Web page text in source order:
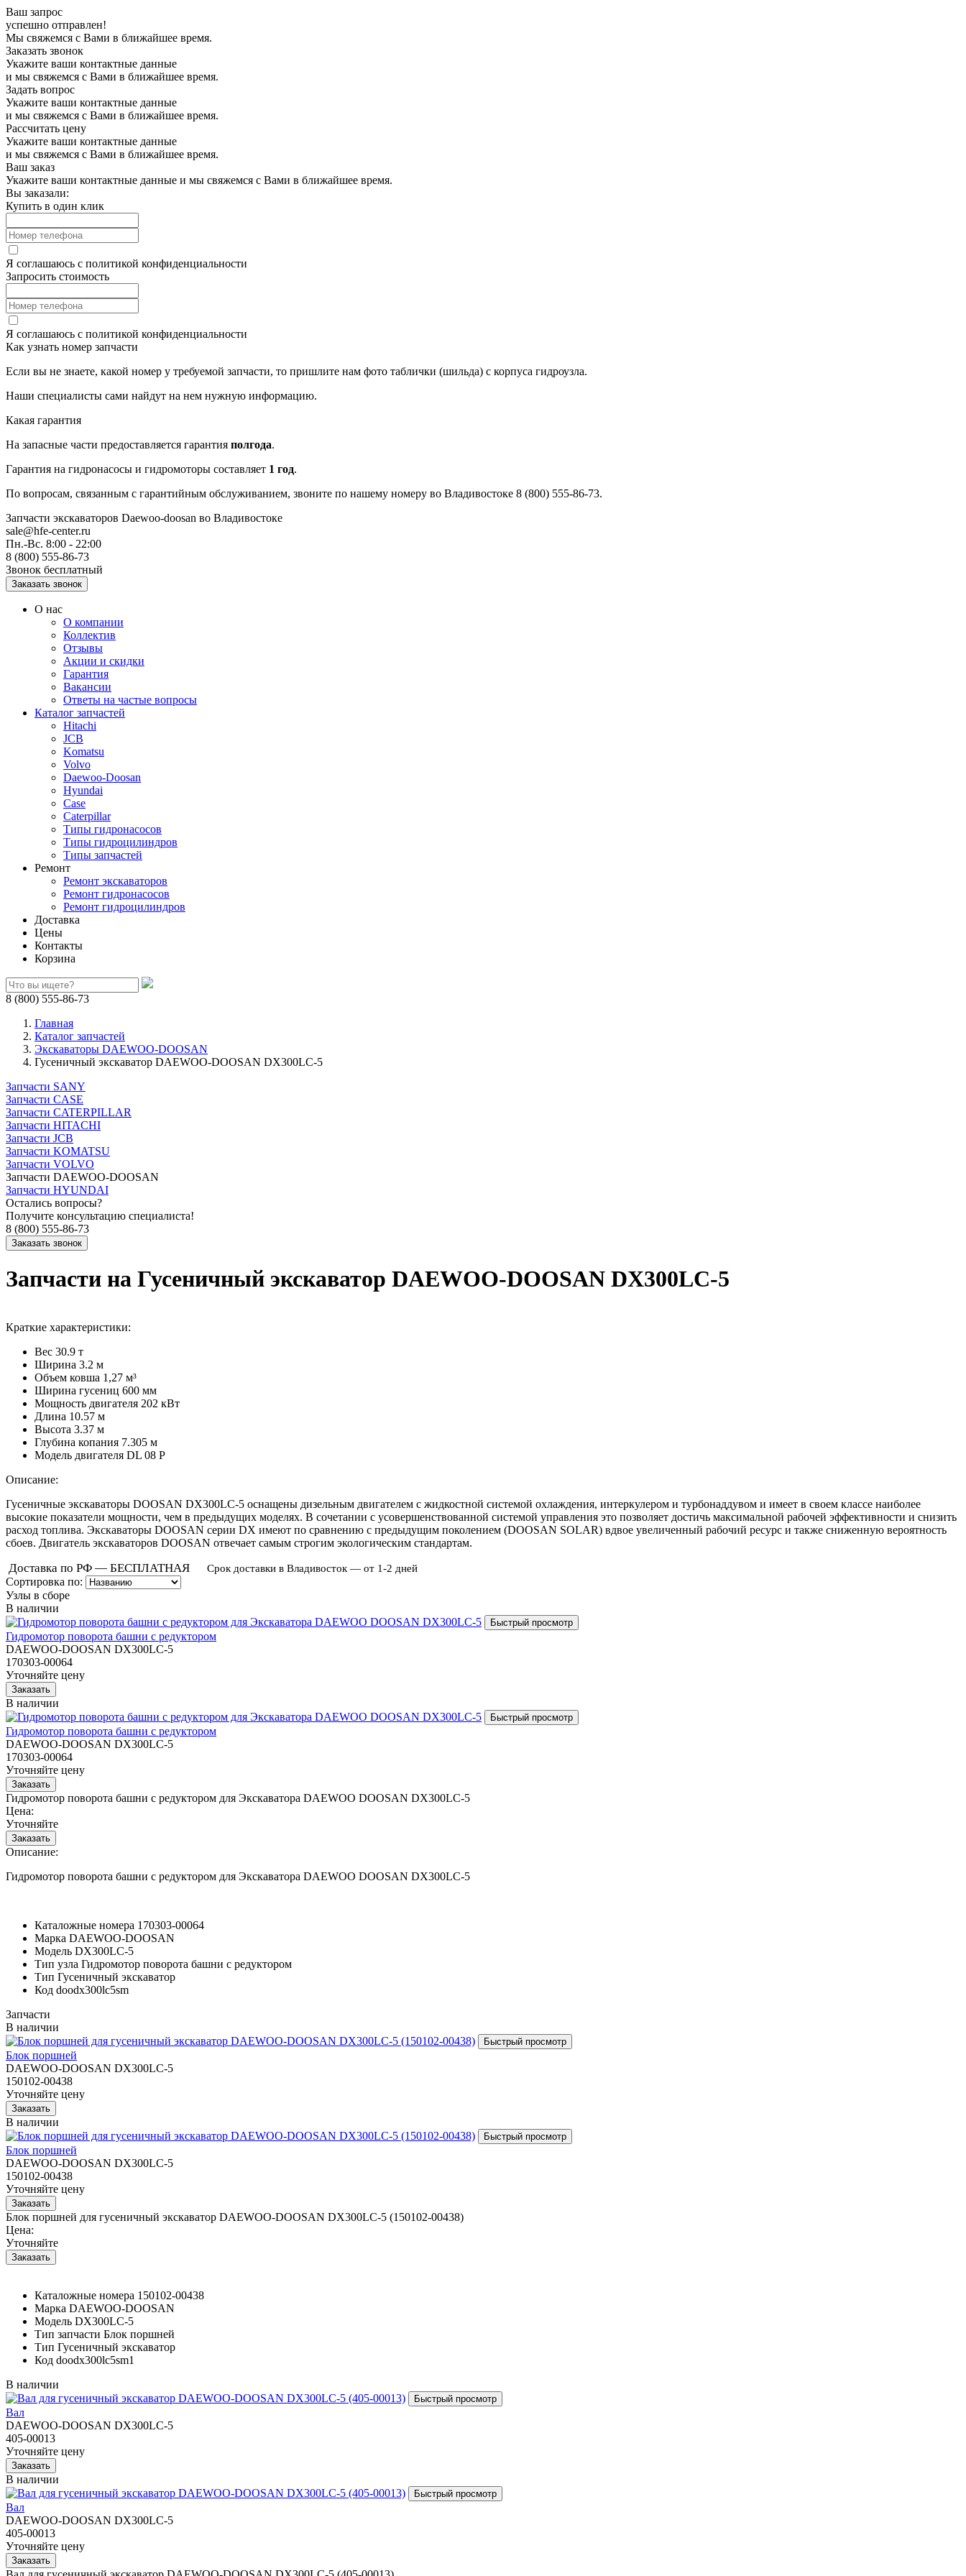
Ваш запрос
успешно отправлен!
Мы свяжемся с Вами в ближайшее время.
Заказать звонок
Укажите ваши контактные данные
и мы свяжемся с Вами в ближайшее время.
Задать вопрос
Укажите ваши контактные данные
и мы свяжемся с Вами в ближайшее время.
Рассчитать цену
Укажите ваши контактные данные
и мы свяжемся с Вами в ближайшее время.
Ваш заказ
Укажите ваши контактные данные и мы свяжемся с Вами в ближайшее время.
Вы заказали:
Купить в один клик
Я соглашаюсь с политикой конфиденциальности
Запросить стоимость
Я соглашаюсь с политикой конфиденциальности
Как узнать номер запчасти
Если вы не знаете, какой номер у требуемой запчасти, то пришлите нам фото таблички (шильда) с корпуса гидроузла.
Наши специалисты сами найдут на нем нужную информацию.
Какая гарантия
На запасные части предоставляется гарантия полгода.
Гарантия на гидронасосы и гидромоторы составляет 1 год.
По вопросам, связанным с гарантийным обслуживанием, звоните по нашему номеру во Владивостоке 8 (800) 555-86-73.
Запчасти экскаваторов Daewoo-doosan во Владивостоке
sale@hfe-center.ru
Пн.-Вс. 8:00 - 22:00
8 (800) 555-86-73
Звонок бесплатный
О нас
О компании
Коллектив
Отзывы
Акции и скидки
Гарантия
Вакансии
Ответы на частые вопросы
Каталог запчастей
Hitachi
JCB
Komatsu
Volvo
Daewoo-Doosan
Hyundai
Case
Caterpillar
Типы гидронасосов
Типы гидроцилиндров
Типы запчастей
Ремонт
Ремонт экскаваторов
Ремонт гидронасосов
Ремонт гидроцилиндров
Доставка
Цены
Контакты
Корзина
8 (800) 555-86-73
Главная
Каталог запчастей
Экскаваторы DAEWOO-DOOSAN
Гусеничный экскаватор DAEWOO-DOOSAN DX300LC-5
Запчасти SANY
Запчасти CASE
Запчасти CATERPILLAR
Запчасти HITACHI
Запчасти JCB
Запчасти KOMATSU
Запчасти VOLVO
Запчасти DAEWOO-DOOSAN
Запчасти HYUNDAI
Остались вопросы?
Получите консультацию специалиста!
8 (800) 555-86-73
Запчасти на Гусеничный экскаватор DAEWOO-DOOSAN DX300LC-5
Краткие характеристики:
Вес 30.9 т
Ширина 3.2 м
Объем ковша 1,27 м³
Ширина гусениц 600 мм
Мощность двигателя 202 кВт
Длина 10.57 м
Высота 3.37 м
Глубина копания 7.305 м
Модель двигателя DL 08 P
Описание:
Гусеничные экскаваторы DOOSAN DX300LC-5 оснащены дизельным двигателем с жидкостной системой охлаждения, интеркулером и турбонаддувом и имеет в своем классе наиболее
высокие показатели мощности, чем в предыдущих моделях. В сочетании с усовершенствованной системой управления это позволяет достичь максимальной рабочей эффективности и снизить
расход топлива. Экскаваторы DOOSAN серии DX имеют по сравнению с предыдущим поколением (DOOSAN SOLAR) вдвое увеличенный рабочий ресурс и также сниженную вероятность
сбоев. Двигатель экскаваторов DOOSAN отвечает самым строгим экологическим стандартам.
Доставка по РФ — БЕСПЛАТНАЯ Срок доставки в Владивосток — от 1-2 дней
Сортировка по:
Узлы в сборе
В наличии
Гидромотор поворота башни с редуктором
DAEWOO-DOOSAN DX300LC-5
170303-00064
Уточняйте цену
В наличии
Гидромотор поворота башни с редуктором
DAEWOO-DOOSAN DX300LC-5
170303-00064
Уточняйте цену
Гидромотор поворота башни с редуктором для Экскаватора DAEWOO DOOSAN DX300LC-5
Цена:
Уточняйте
Описание:
Гидромотор поворота башни с редуктором для Экскаватора DAEWOO DOOSAN DX300LC-5
Каталожные номера 170303-00064
Марка DAEWOO-DOOSAN
Модель DX300LC-5
Тип узла Гидромотор поворота башни с редуктором
Тип Гусеничный экскаватор
Код doodx300lc5sm
Запчасти
В наличии
Блок поршней
DAEWOO-DOOSAN DX300LC-5
150102-00438
Уточняйте цену
В наличии
Блок поршней
DAEWOO-DOOSAN DX300LC-5
150102-00438
Уточняйте цену
Блок поршней для гусеничный экскаватор DAEWOO-DOOSAN DX300LC-5 (150102-00438)
Цена:
Уточняйте
Каталожные номера 150102-00438
Марка DAEWOO-DOOSAN
Модель DX300LC-5
Тип запчасти Блок поршней
Тип Гусеничный экскаватор
Код doodx300lc5sm1
В наличии
Вал
DAEWOO-DOOSAN DX300LC-5
405-00013
Уточняйте цену
В наличии
Вал
DAEWOO-DOOSAN DX300LC-5
405-00013
Уточняйте цену